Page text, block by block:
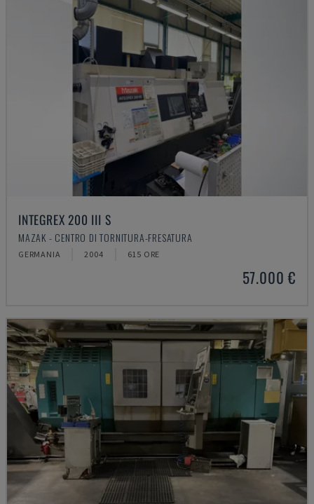
INTEGREX 200 III S
MAZAK - CENTRO DI TORNITURA-FRESATURA
GERMANIA 2004 615 ORE
57.000 €